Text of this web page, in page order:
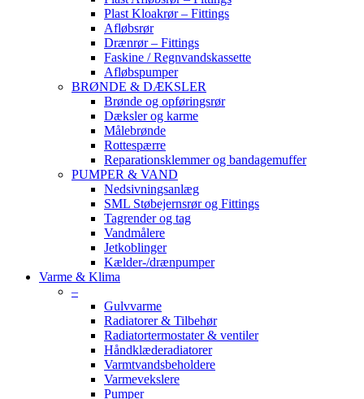
Plast Kloakrør – Fittings
Afløbsrør
Drænrør – Fittings
Faskine / Regnvandskassette
Afløbspumper
BRØNDE & DÆKSLER
Brønde og opføringsrør
Dæksler og karme
Målebrønde
Rottespærre
Reparationsklemmer og bandagemuffer
PUMPER & VAND
Nedsivningsanlæg
SML Støbejernsrør og Fittings
Tagrender og tag
Vandmålere
Jetkoblinger
Kælder-/drænpumper
Varme & Klima
–
Gulvvarme
Radiatorer & Tilbehør
Radiatortermostater & ventiler
Håndklæderadiatorer
Varmtvandsbeholdere
Varmevekslere
Pumper